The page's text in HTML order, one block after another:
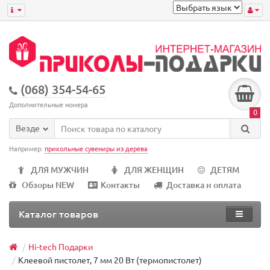
(068) 354-54-65
Дополнительные номера
0
Везде
Например: прикольные сувениры из дерева
ДЛЯ МУЖЧИН ДЛЯ ЖЕНЩИН
ДЕТЯМ
Обзоры NEW
Контакты Доставка и оплата
Каталог товаров
Hi-tech Подарки
Клеевой пистолет, 7 мм 20 Вт (термопистолет)